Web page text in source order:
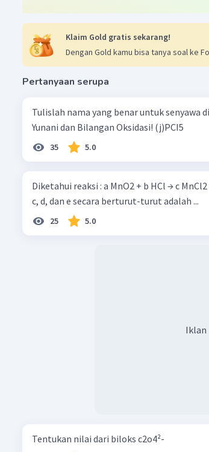
Klaim Gold gratis sekarang!
Dengan Gold kamu bisa tanya soal ke
Pertanyaan serupa
Tulislah nama yang benar untuk senyawa
Yunani dan Bilangan Oksidasi! (j)PCI5
35 5.0
Diketahui reaksi : a MnO2 + b HCl → c
c, d, dan e secara berturut-turut adalah ...
25 5.0
Iklan
Tentukan nilai dari biloks c2o4²-